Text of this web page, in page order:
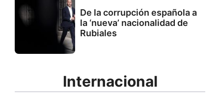
De la corrupción española a
la ‘nueva’ nacionalidad de
Rubiales
Internacional